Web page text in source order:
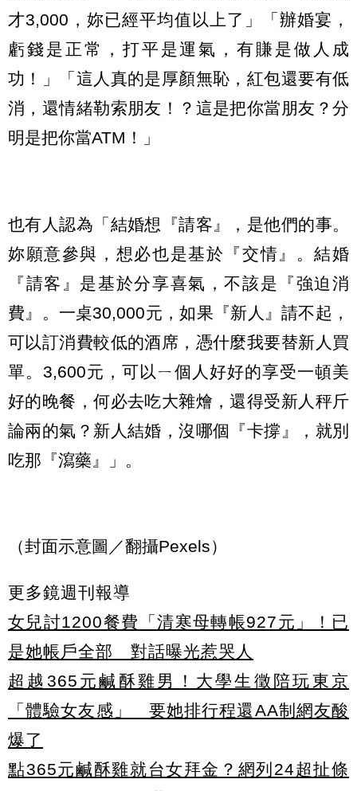
才3,000，妳已經平均值以上了」「辦婚宴，
虧錢是正常，打平是運氣，有賺是做人成
功！」「這人真的是厚顏無恥，紅包還要有低
消，還情緒勒索朋友！？這是把你當朋友？分
明是把你當ATM！」
也有人認為「結婚想『請客』，是他們的事。
妳願意參與，想必也是基於『交情』。結婚
『請客』是基於分享喜氣，不該是『強迫消
費』。一桌30,000元，如果『新人』請不起，
可以訂消費較低的酒席，憑什麼我要替新人買
單。3,600元，可以ㄧ個人好好的享受一頓美
好的晚餐，何必去吃大雜燴，還得受新人秤斤
論兩的氣？新人結婚，沒哪個『卡撐』，就別
吃那『瀉藥』」。
（封面示意圖／翻攝Pexels）
更多鏡週刊報導
女兒討1200餐費「清寒母轉帳927元」！已
是她帳戶全部 對話曝光惹哭人
超越365元鹹酥雞男！大學生徵陪玩東京
「體驗女友感」 要她排行程還AA制網友酸
爆了
點365元鹹酥雞就台女拜金？網列24超扯條